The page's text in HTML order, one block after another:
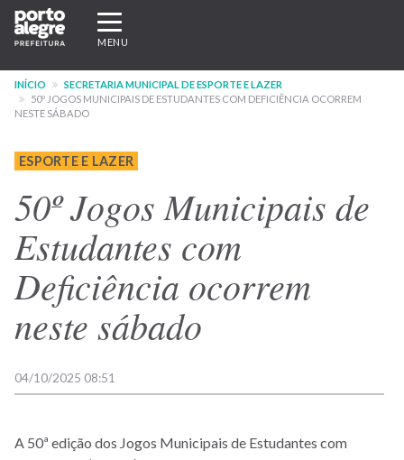
Pular
para
conteúdo
principal
Expandir/recolher
navegação
MENU
INÍCIO
SECRETARIA MUNICIPAL DE ESPORTE E LAZER
50º JOGOS MUNICIPAIS DE ESTUDANTES COM DEFICIÊNCIA OCORREM
NESTE SÁBADO
ESPORTE E LAZER
50º Jogos Municipais de
Estudantes com
Deficiência ocorrem
neste sábado
04/10/2025 08:51
A 50ª edição dos Jogos Municipais de Estudantes com